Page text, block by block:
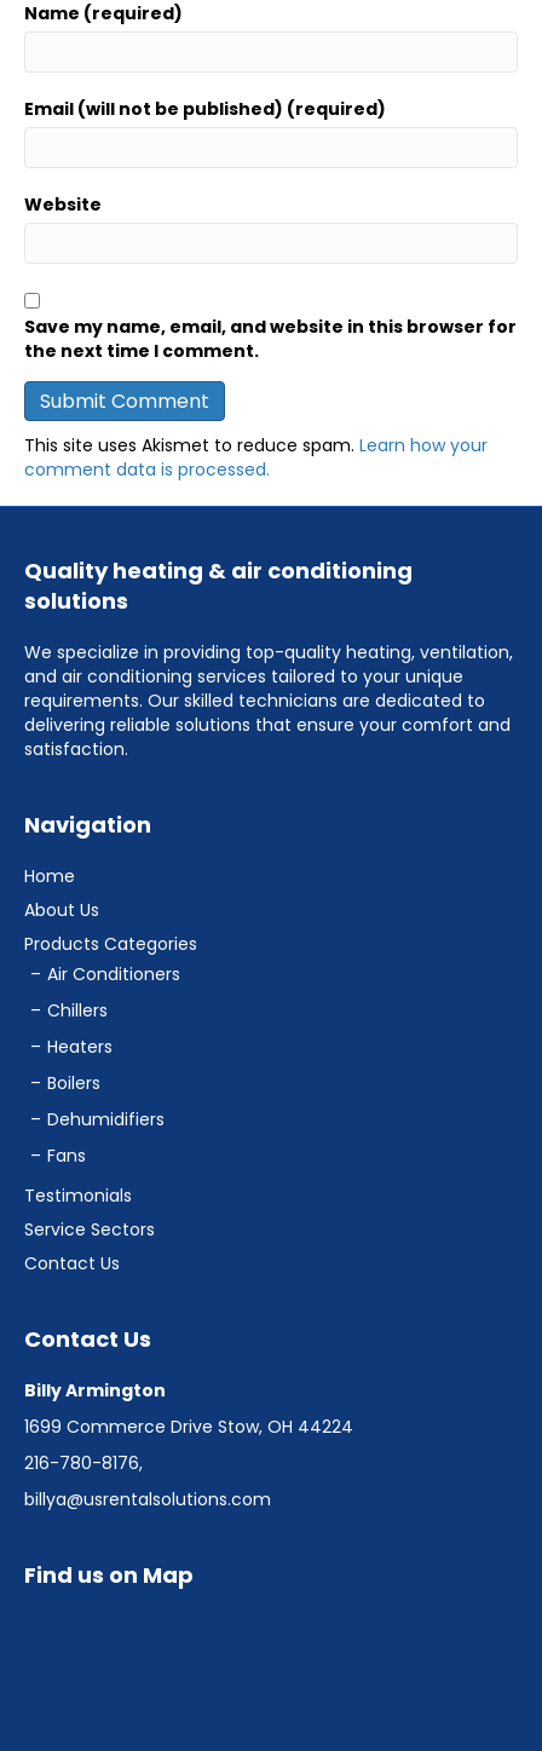
Name (required)
Email (will not be published) (required)
Website
Save my name, email, and website in this browser for
the next time I comment.
This site uses Akismet to reduce spam. Learn how your
comment data is processed.
Quality heating & air conditioning
solutions
We specialize in providing top-quality heating, ventilation,
and air conditioning services tailored to your unique
requirements. Our skilled technicians are dedicated to
delivering reliable solutions that ensure your comfort and
satisfaction.
Navigation
Home
About Us
Products Categories
Air Conditioners
Chillers
Heaters
Boilers
Dehumidifiers
Fans
Testimonials
Service Sectors
Contact Us
Contact Us
Billy Armington
1699 Commerce Drive Stow, OH 44224
216-780-8176,
billya@usrentalsolutions.com
Find us on Map